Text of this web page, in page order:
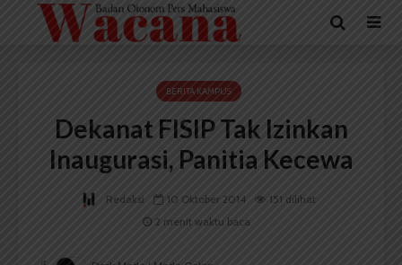
BERITA KAMPUS
Dekanat FISIP Tak Izinkan
Inaugurasi, Panitia Kecewa
Redaksi 10 Oktober 2014
151 dilihat
2 menit waktu baca